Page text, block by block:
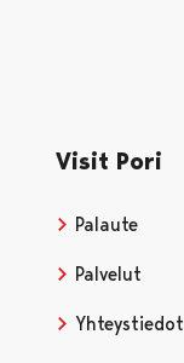
Visit Pori
Palaute
Palvelut
Yhteystiedot